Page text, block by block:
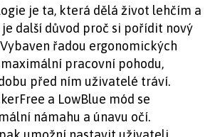
je ta, která dělá život lehčím a
je další důvod proč si pořídit nový
řadou ergonomických
pracovní pohodu,
před ním uživatelé tráví.
a LowBlue mód se
námahu a únavu očí.